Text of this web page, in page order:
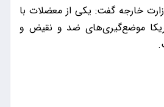
خارجه گفت: یکی از معضلات با
موضع‌گیری‌های ضد و نقیض و